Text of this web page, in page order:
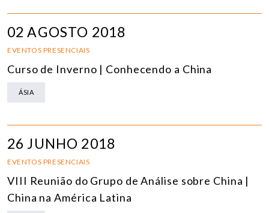
02 AGOSTO 2018
EVENTOS PRESENCIAIS
Curso de Inverno | Conhecendo a China
ÁSIA
26 JUNHO 2018
EVENTOS PRESENCIAIS
VIII Reunião do Grupo de Análise sobre China |
China na América Latina